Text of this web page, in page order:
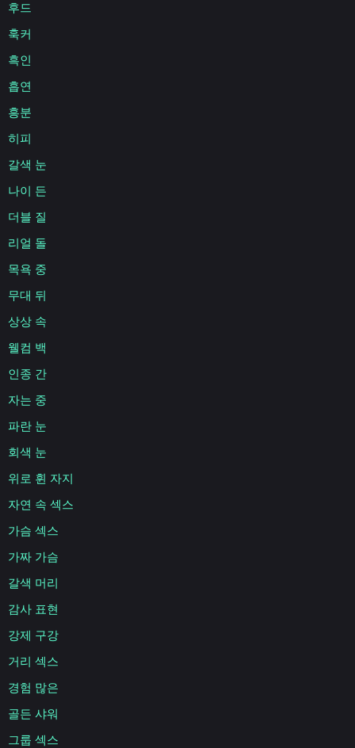
후드
훅커
흑인
흡연
흥분
히피
갈색 눈
나이 든
더블 질
리얼 돌
목욕 중
무대 뒤
상상 속
웰컴 백
인종 간
자는 중
파란 눈
회색 눈
위로 휜 자지
자연 속 섹스
가슴 섹스
가짜 가슴
갈색 머리
감사 표현
강제 구강
거리 섹스
경험 많은
골든 샤워
그룹 섹스